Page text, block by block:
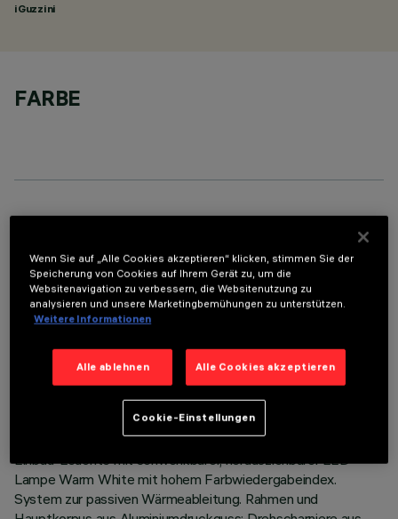
iGuzzini
FARBE
TECHNISCHE DATEN
LETZTES UPDATE: 07.08.2026
Einbau-Leuchte mit schwenkbarer, herausziehbarer LED-
Lampe Warm White mit hohem Farbwiedergabeindex.
System zur passiven Wärmeableitung. Rahmen und
Wenn Sie auf „Alle Cookies akzeptieren“ klicken, stimmen Sie der
Speicherung von Cookies auf Ihrem Gerät zu, um die
Websitenavigation zu verbessern, die Websitenutzung zu
analysieren und unsere Marketingbemühungen zu unterstützen.
Weitere Informationen
Alle ablehnen Alle Cookies akzeptieren
Cookie-Einstellungen